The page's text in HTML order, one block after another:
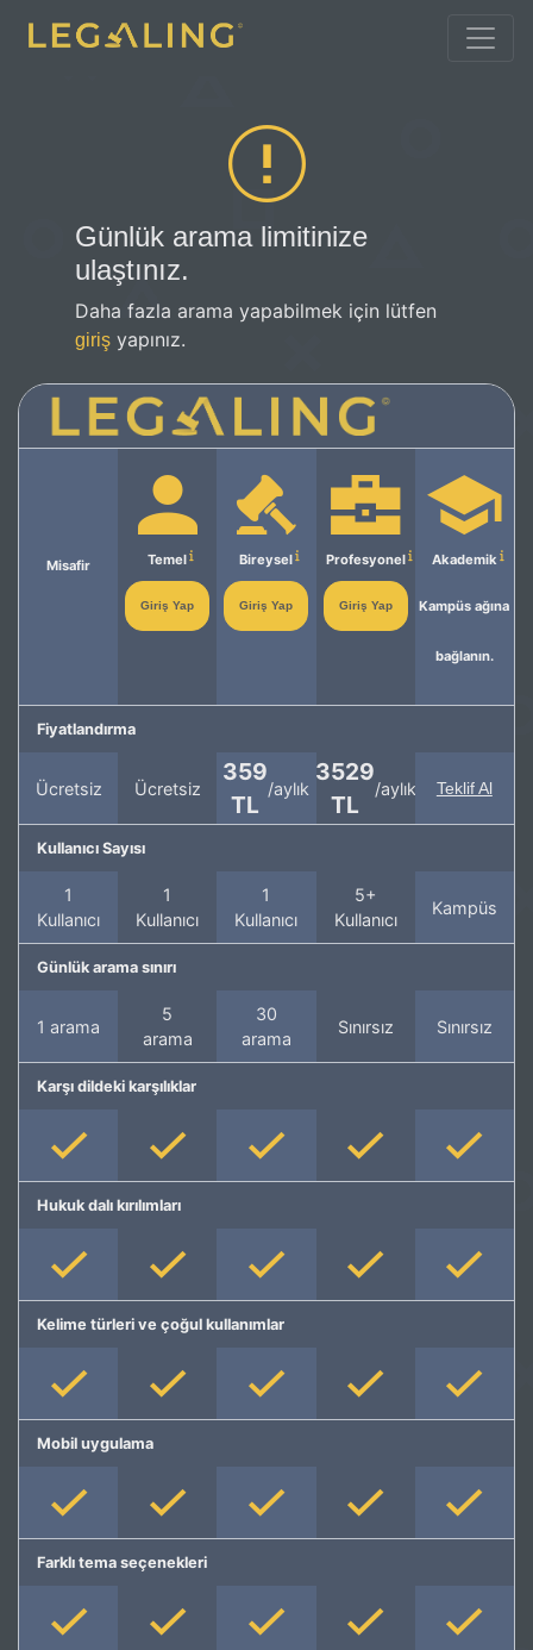
Günlük arama limitinize
ulaştınız.
Daha fazla arama yapabilmek için lütfen
giriş yapınız.
Misafir Temel
Giriş Yap
Bireysel
Giriş Yap
Profesyonel
Giriş Yap
Akademik
Kampüs ağına
bağlanın.
Fiyatlandırma
Ücretsiz Ücretsiz
359
TL
/aylık
3529
TL
/aylık Teklif Al
Kullanıcı Sayısı
1
Kullanıcı
1
Kullanıcı
1
Kullanıcı
5+
Kullanıcı
Kampüs
Günlük arama sınırı
1 arama
5
arama
30
arama
Sınırsız Sınırsız
Karşı dildeki karşılıklar
Hukuk dalı kırılımları
Kelime türleri ve çoğul kullanımlar
Mobil uygulama
Farklı tema seçenekleri